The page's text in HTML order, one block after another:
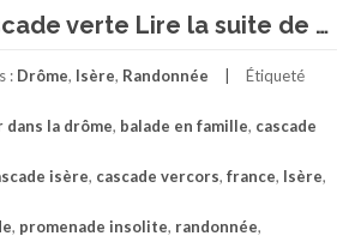
verte Lire la suite de à
…
: Drôme, Isère, Randonnée Étiqueté
dans la drôme, balade en famille, cascade
isère, cascade vercors, france, Isère,
, promenade insolite, randonnée,